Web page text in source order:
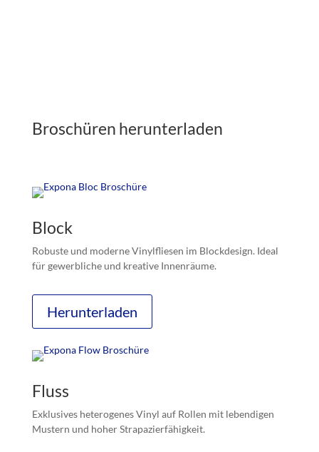
Broschüren herunterladen
Block
Robuste und moderne Vinylfliesen im Blockdesign. Ideal
für gewerbliche und kreative Innenräume.
Herunterladen
Fluss
Exklusives heterogenes Vinyl auf Rollen mit lebendigen
Mustern und hoher Strapazierfähigkeit.